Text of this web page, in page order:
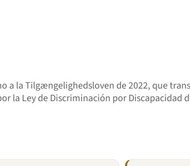
la Tilgængelighedsloven de 2022, que
la Ley de Discriminación por Discapacidad